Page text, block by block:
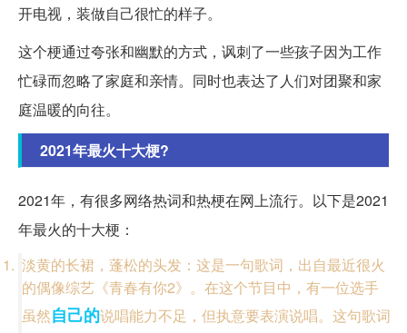
开电视，装做自己很忙的样子。
这个梗通过夸张和幽默的方式，讽刺了一些孩子因为工作
忙碌而忽略了家庭和亲情。同时也表达了人们对团聚和家
庭温暖的向往。
2021年最火十大梗?
2021年，有很多网络热词和热梗在网上流行。以下是2021
年最火的十大梗：
淡黄的长裙，蓬松的头发：这是一句歌词，出自最近很火
的偶像综艺《青春有你2》。在这个节目中，有一位选手
虽然自己的说唱能力不足，但执意要表演说唱。这句歌词